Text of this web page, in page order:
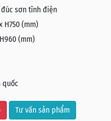
sơn tĩnh điện
H750 (mm)
(mm)
quốc
Tư vấn sản phẩm